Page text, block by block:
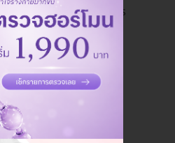
แขวงจอมพล เขตจตุจักร
แผนที่คลินิก
ว, รถเมล์สาย 8,ปอ
าซาร์ รัชดาภิเษก
าร 11.00 - 21.00 น.